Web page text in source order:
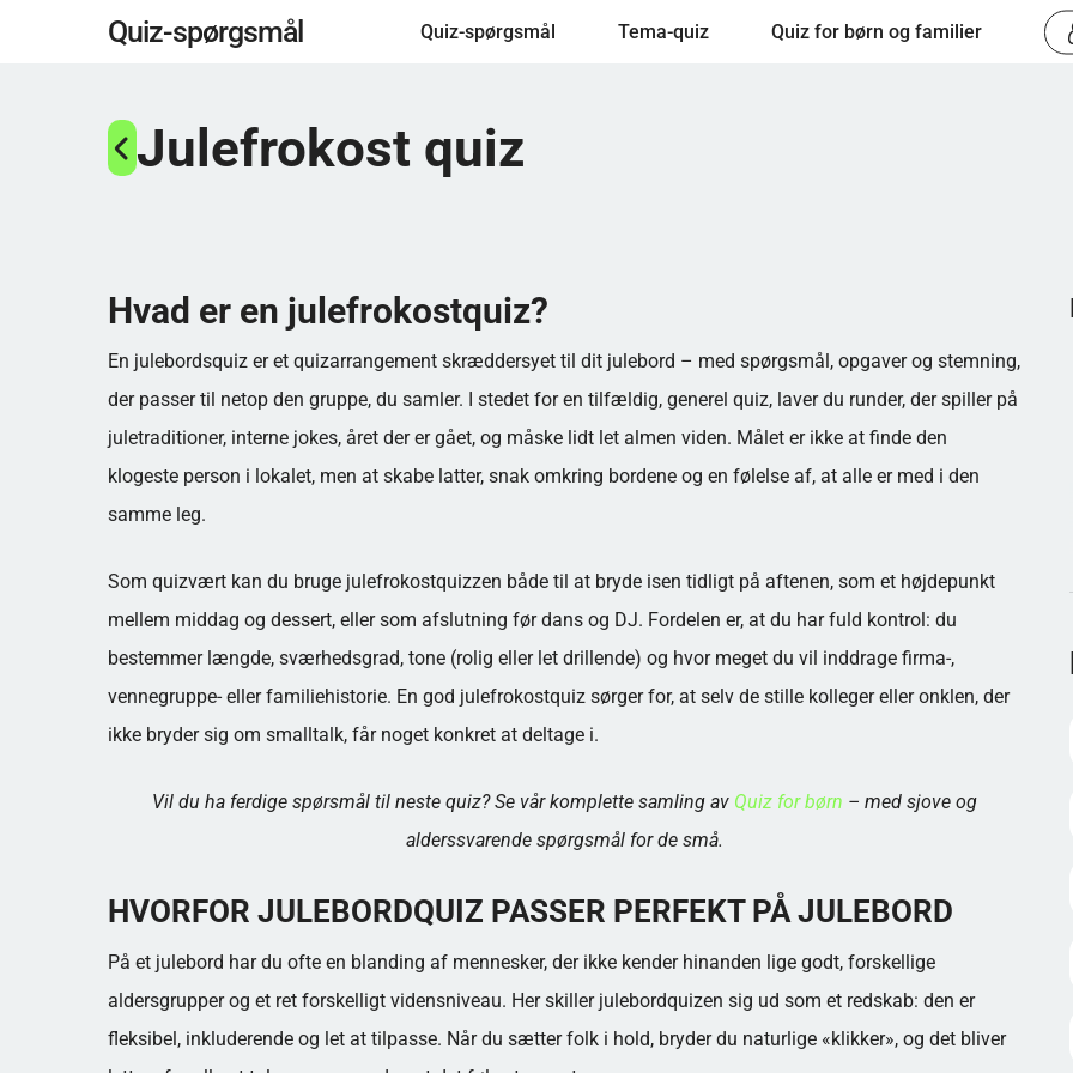
Quiz-spørgsmål Quiz-spørgsmål Tema-quiz Quiz for børn og familier
Julefrokost quiz
Hvad er en julefrokostquiz?
En julebordsquiz er et quizarrangement skræddersyet til dit julebord – med spørgsmål, opgaver og stemning,
der passer til netop den gruppe, du samler. I stedet for en tilfældig, generel quiz, laver du runder, der spiller på
juletraditioner, interne jokes, året der er gået, og måske lidt let almen viden. Målet er ikke at finde den
klogeste person i lokalet, men at skabe latter, snak omkring bordene og en følelse af, at alle er med i den
samme leg.
Som quizvært kan du bruge julefrokostquizzen både til at bryde isen tidligt på aftenen, som et højdepunkt
mellem middag og dessert, eller som afslutning før dans og DJ. Fordelen er, at du har fuld kontrol: du
bestemmer længde, sværhedsgrad, tone (rolig eller let drillende) og hvor meget du vil inddrage firma-,
vennegruppe- eller familiehistorie. En god julefrokostquiz sørger for, at selv de stille kolleger eller onklen, der
ikke bryder sig om smalltalk, får noget konkret at deltage i.
Vil du ha ferdige spørsmål til neste quiz? Se vår komplette samling av Quiz for børn – med sjove og
alderssvarende spørgsmål for de små.
HVORFOR JULEBORDQUIZ PASSER PERFEKT PÅ JULEBORD
På et julebord har du ofte en blanding af mennesker, der ikke kender hinanden lige godt, forskellige
aldersgrupper og et ret forskelligt vidensniveau. Her skiller julebordquizen sig ud som et redskab: den er
fleksibel, inkluderende og let at tilpasse. Når du sætter folk i hold, bryder du naturlige «klikker», og det bliver